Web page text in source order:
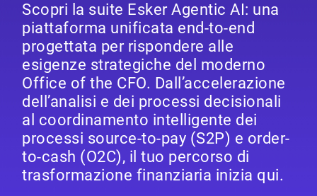
Scopri la suite Esker Agentic AI: una
piattaforma unificata end-to-end
progettata per rispondere alle
esigenze strategiche del moderno
Office of the CFO. Dall’accelerazione
dell’analisi e dei processi decisionali
al coordinamento intelligente dei
processi source-to-pay (S2P) e order-
to-cash (O2C), il tuo percorso di
trasformazione finanziaria inizia qui.